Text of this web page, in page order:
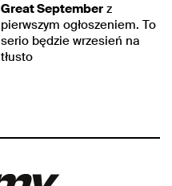
Great September z
pierwszym ogłoszeniem. To
serio będzie wrzesień na
tłusto